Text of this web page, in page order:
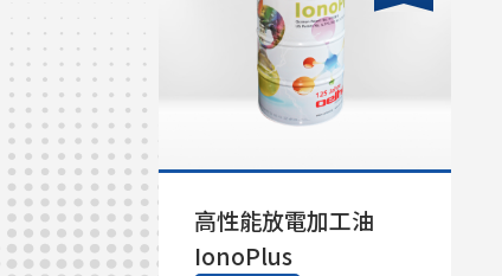
高性能放電加工油
IonoPlus